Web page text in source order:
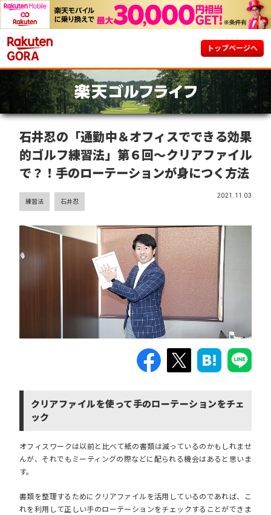
トップページへ
石井忍の「通勤中＆オフィスでできる効果
的ゴルフ練習法」第６回～クリアファイル
で？！手のローテーションが身につく方法
2021.11.03
練習法
石井忍
クリアファイルを使って手のローテーションをチェ
ック
オフィスワークは以前と比べて紙の書類は減っているのかもしれませ
んが、それでもミーティングの際などに配られる機会はあると思いま
す。
書類を整理するためにクリアファイルを活用しているのであれば、こ
れを利用して正しい手のローテーションをチェックすることができま